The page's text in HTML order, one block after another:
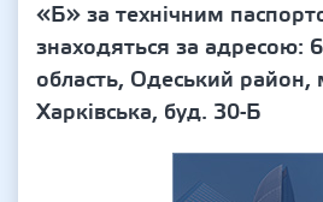
«Б» за технічним
знаходяться за адресою:
область, Одеський район,
Харківська, буд. 30-Б